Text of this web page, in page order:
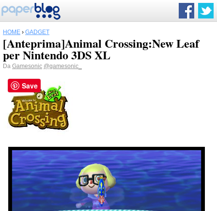
HOME › GADGET
[Anteprima]Animal Crossing:New Leaf
per Nintendo 3DS XL
Da Gamesonic @gamesonic_
Save